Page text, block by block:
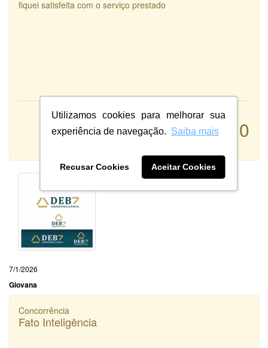
Utilizamos cookies para melhorar sua
experiência de navegação. Saiba mais
Recusar Cookies Aceitar Cookies
fiquei satisfeita com o serviço prestado
10
Atendimento:
Qualidade:
7/1/2026
Giovana
Concorrência
Fato Inteligência